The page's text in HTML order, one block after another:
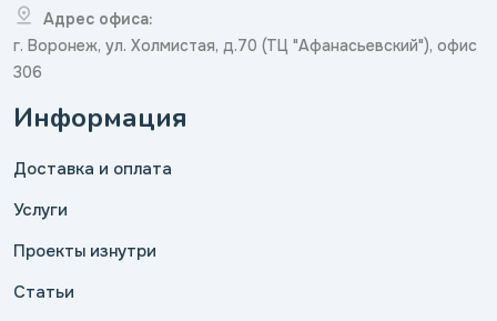
Адрес офиса:
г. Воронеж, ул. Холмистая, д.70 (ТЦ "Афанасьевский"), офис
306
Информация
Доставка и оплата
Услуги
Проекты изнутри
Статьи